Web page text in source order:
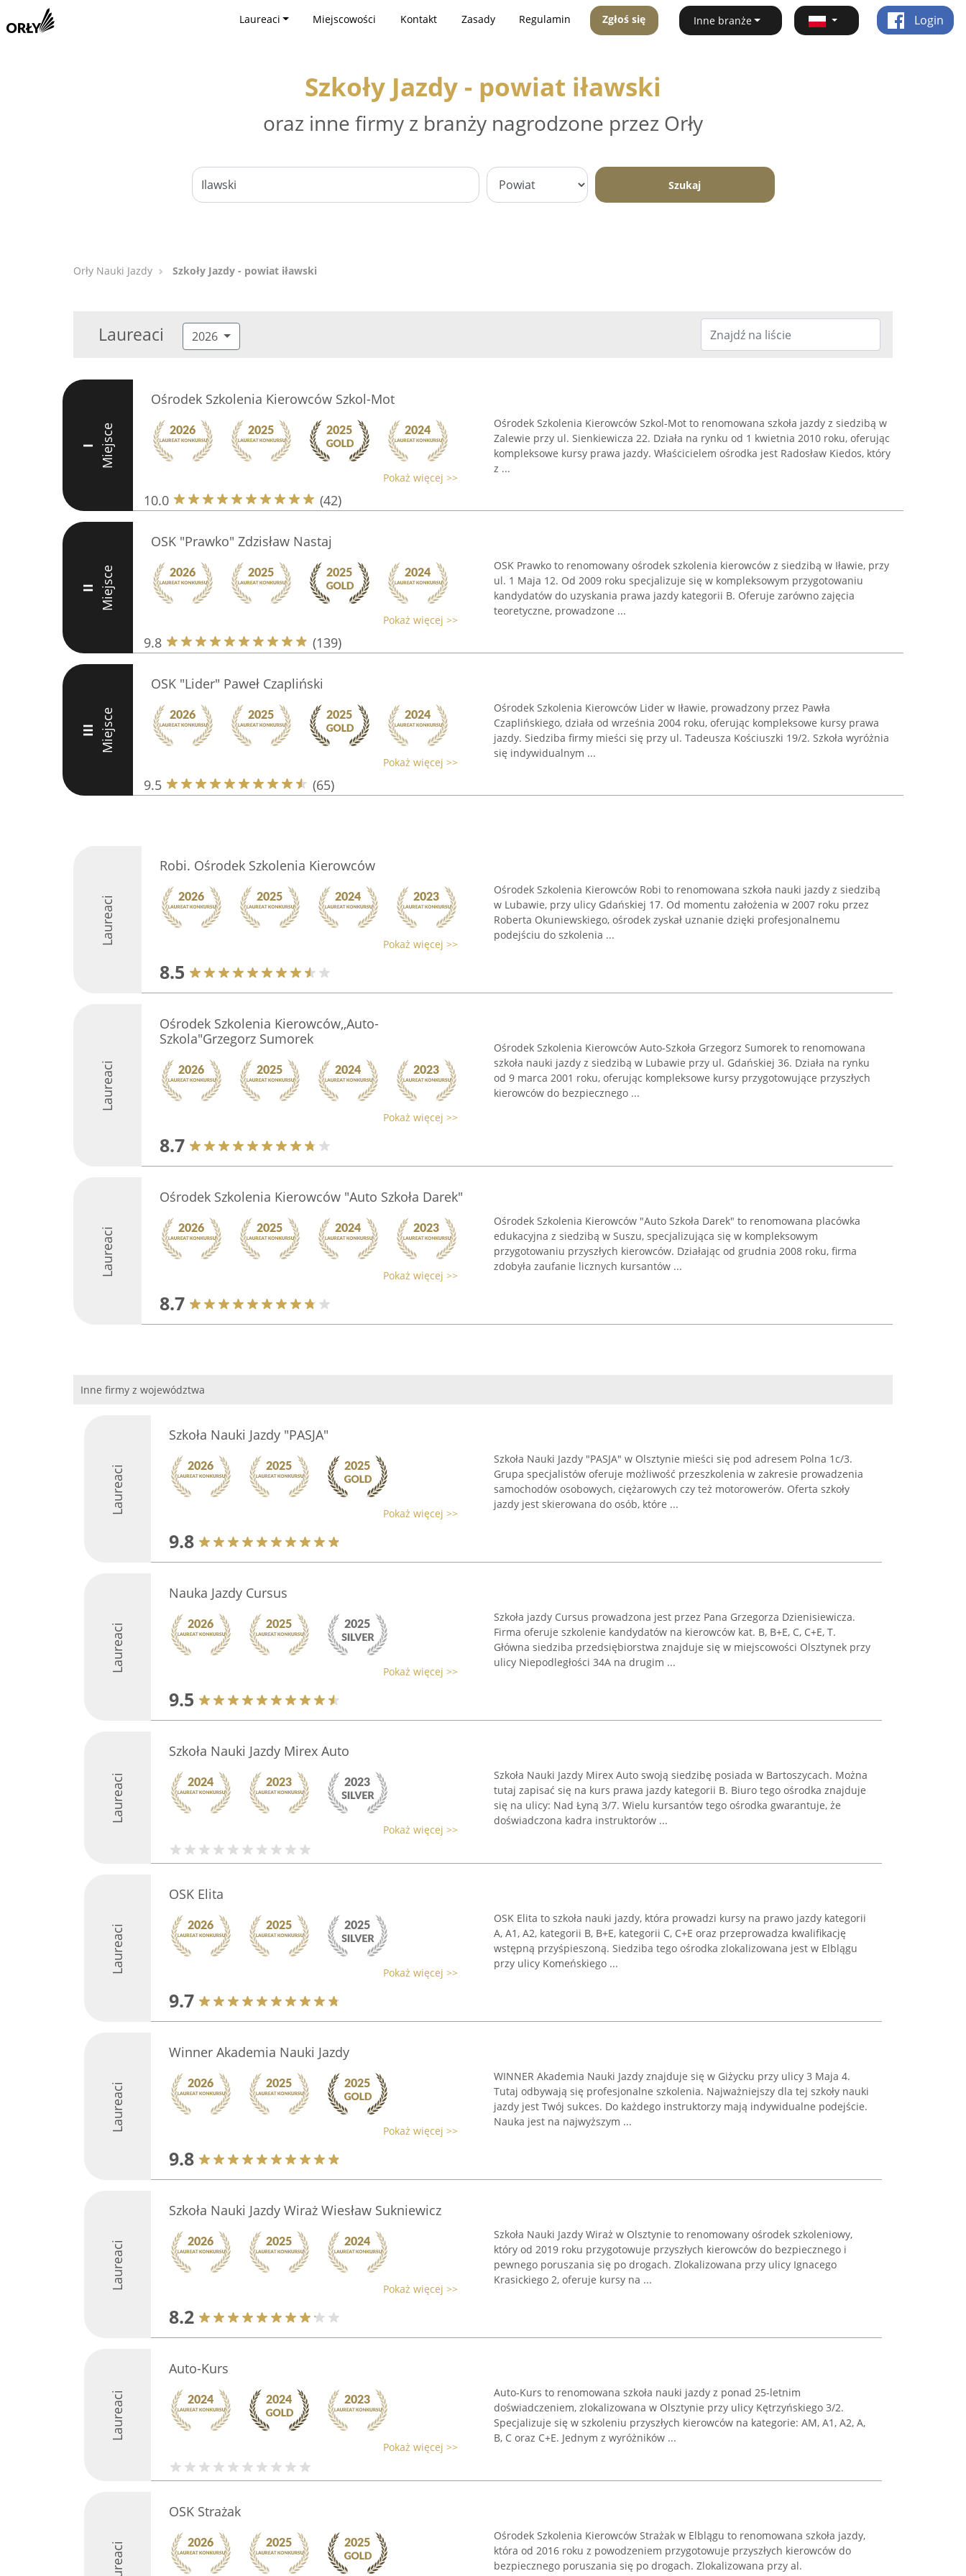
Laureaci Miejscowości Kontakt Zasady Regulamin Zgłoś się Inne branże Login
Szkoły Jazdy - powiat iławski
oraz inne firmy z branży nagrodzone przez Orły
Szukaj
Orły Nauki Jazdy Szkoły Jazdy - powiat iławski
Laureaci 2026
I Miejsce
Ośrodek Szkolenia Kierowców Szkol-Mot
Pokaż więcej >>
10.0 (42)
Ośrodek Szkolenia Kierowców Szkol-Mot to renomowana szkoła jazdy z siedzibą w
Zalewie przy ul. Sienkiewicza 22. Działa na rynku od 1 kwietnia 2010 roku, oferując
kompleksowe kursy prawa jazdy. Właścicielem ośrodka jest Radosław Kiedos, który
z ...
II Miejsce
OSK "Prawko" Zdzisław Nastaj
Pokaż więcej >>
9.8 (139)
OSK Prawko to renomowany ośrodek szkolenia kierowców z siedzibą w Iławie, przy
ul. 1 Maja 12. Od 2009 roku specjalizuje się w kompleksowym przygotowaniu
kandydatów do uzyskania prawa jazdy kategorii B. Oferuje zarówno zajęcia
teoretyczne, prowadzone ...
III Miejsce
OSK "Lider" Paweł Czapliński
Pokaż więcej >>
9.5 (65)
Ośrodek Szkolenia Kierowców Lider w Iławie, prowadzony przez Pawła
Czaplińskiego, działa od września 2004 roku, oferując kompleksowe kursy prawa
jazdy. Siedziba firmy mieści się przy ul. Tadeusza Kościuszki 19/2. Szkoła wyróżnia
się indywidualnym ...
Laureaci
Robi. Ośrodek Szkolenia Kierowców
Pokaż więcej >>
8.5
Ośrodek Szkolenia Kierowców Robi to renomowana szkoła nauki jazdy z siedzibą
w Lubawie, przy ulicy Gdańskiej 17. Od momentu założenia w 2007 roku przez
Roberta Okuniewskiego, ośrodek zyskał uznanie dzięki profesjonalnemu
podejściu do szkolenia ...
Laureaci
Ośrodek Szkolenia Kierowców,,Auto-
Szkola"Grzegorz Sumorek
Pokaż więcej >>
8.7
Ośrodek Szkolenia Kierowców Auto-Szkoła Grzegorz Sumorek to renomowana
szkoła nauki jazdy z siedzibą w Lubawie przy ul. Gdańskiej 36. Działa na rynku
od 9 marca 2001 roku, oferując kompleksowe kursy przygotowujące przyszłych
kierowców do bezpiecznego ...
Laureaci
Ośrodek Szkolenia Kierowców "Auto Szkoła Darek"
Pokaż więcej >>
8.7
Ośrodek Szkolenia Kierowców "Auto Szkoła Darek" to renomowana placówka
edukacyjna z siedzibą w Suszu, specjalizująca się w kompleksowym
przygotowaniu przyszłych kierowców. Działając od grudnia 2008 roku, firma
zdobyła zaufanie licznych kursantów ...
Inne firmy z województwa
Laureaci
Szkoła Nauki Jazdy "PASJA"
Pokaż więcej >>
9.8
Szkoła Nauki Jazdy "PASJA" w Olsztynie mieści się pod adresem Polna 1c/3.
Grupa specjalistów oferuje możliwość przeszkolenia w zakresie prowadzenia
samochodów osobowych, ciężarowych czy też motorowerów. Oferta szkoły
jazdy jest skierowana do osób, które ...
Laureaci
Nauka Jazdy Cursus
Pokaż więcej >>
9.5
Szkoła jazdy Cursus prowadzona jest przez Pana Grzegorza Dzienisiewicza.
Firma oferuje szkolenie kandydatów na kierowców kat. B, B+E, C, C+E, T.
Główna siedziba przedsiębiorstwa znajduje się w miejscowości Olsztynek przy
ulicy Niepodległości 34A na drugim ...
Laureaci
Szkoła Nauki Jazdy Mirex Auto
Pokaż więcej >>
Szkoła Nauki Jazdy Mirex Auto swoją siedzibę posiada w Bartoszycach. Można
tutaj zapisać się na kurs prawa jazdy kategorii B. Biuro tego ośrodka znajduje
się na ulicy: Nad Łyną 3/7. Wielu kursantów tego ośrodka gwarantuje, że
doświadczona kadra instruktorów ...
Laureaci
OSK Elita
Pokaż więcej >>
9.7
OSK Elita to szkoła nauki jazdy, która prowadzi kursy na prawo jazdy kategorii
A, A1, A2, kategorii B, B+E, kategorii C, C+E oraz przeprowadza kwalifikację
wstępną przyśpieszoną. Siedziba tego ośrodka zlokalizowana jest w Elblągu
przy ulicy Komeńskiego ...
Laureaci
Winner Akademia Nauki Jazdy
Pokaż więcej >>
9.8
WINNER Akademia Nauki Jazdy znajduje się w Giżycku przy ulicy 3 Maja 4.
Tutaj odbywają się profesjonalne szkolenia. Najważniejszy dla tej szkoły nauki
jazdy jest Twój sukces. Do każdego instruktorzy mają indywidualne podejście.
Nauka jest na najwyższym ...
Laureaci
Szkoła Nauki Jazdy Wiraż Wiesław Sukniewicz
Pokaż więcej >>
8.2
Szkoła Nauki Jazdy Wiraż w Olsztynie to renomowany ośrodek szkoleniowy,
który od 2019 roku przygotowuje przyszłych kierowców do bezpiecznego i
pewnego poruszania się po drogach. Zlokalizowana przy ulicy Ignacego
Krasickiego 2, oferuje kursy na ...
Laureaci
Auto-Kurs
Pokaż więcej >>
Auto-Kurs to renomowana szkoła nauki jazdy z ponad 25-letnim
doświadczeniem, zlokalizowana w Olsztynie przy ulicy Kętrzyńskiego 3/2.
Specjalizuje się w szkoleniu przyszłych kierowców na kategorie: AM, A1, A2, A,
B, C oraz C+E. Jednym z wyróżników ...
Laureaci
OSK Strażak
Ośrodek Szkolenia Kierowców Strażak w Elblągu to renomowana szkoła jazdy,
która od 2016 roku z powodzeniem przygotowuje przyszłych kierowców do
bezpiecznego poruszania się po drogach. Zlokalizowana przy al.